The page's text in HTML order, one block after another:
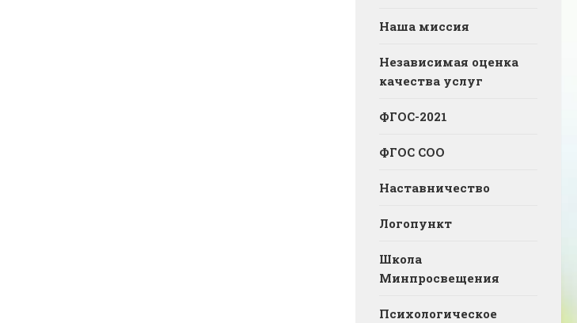
Наша миссия
Независимая оценка
качества услуг
ФГОС-2021
ФГОС СОО
Наставничество
Логопункт
Школа
Минпросвещения
Психологическое